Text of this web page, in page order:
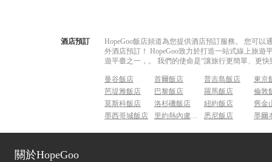
酒店預訂
HopeGoo飯店頻道為您提供酒店預訂服務。 您可
外酒店預訂！ HopeGoo致力於打造一站式線上旅
遊平臺之一，。 我們的使命是“讓旅行更簡單、更
曼谷飯店 首爾飯店 普吉島飯店
東京
芭堤雅飯店
巴黎飯店 羅馬飯店
倫敦
莫斯科飯店
洛杉磯飯店 紐約飯店
舊金
墨西哥城飯店
里約熱內盧飯店 悉尼飯店 墨爾
關於HopeGoo